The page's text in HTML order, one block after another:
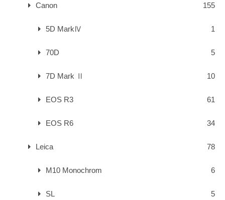
Canon 155
5D MarkⅣ 1
70D 5
7D Mark Ⅱ 10
EOS R3 61
EOS R6 34
Leica 78
M10 Monochrom 6
SL 5